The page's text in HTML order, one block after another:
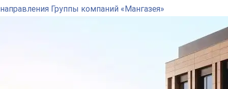
направления Группы компаний «Мангазея»